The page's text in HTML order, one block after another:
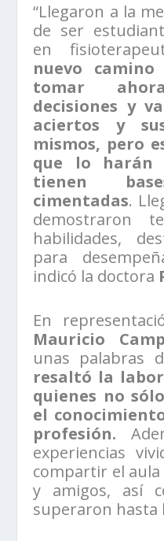
“Llegaron a la
de ser
en
nuevo
tomar
decisiones y
aciertos y
mismos, pero
que lo harán
tienen
cimentadas.
demostraron
habilidades,
para
indicó la doctora
En
Mauricio
unas palabras
resaltó la
quienes no
el
profesión.
experiencias
compartir el
y amigos, así
superaron hasta